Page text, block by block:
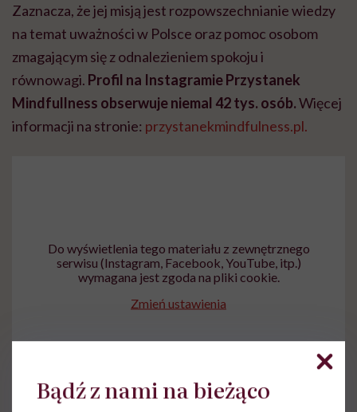
Zaznacza, że jej misją jest rozpowszechnianie wiedzy
na temat uważności w Polsce oraz pomoc osobom
zmagającym się z odnalezieniem spokoju i
równowagi. Profil na Instagramie Przystanek
Mindfullness obserwuje niemal 42 tys. osób.Więcej
informacji na stronie: przystanekmindfulness.pl.
Do wyświetlenia tego materiału z zewnętrznego
serwisu (Instagram, Facebook, YouTube, itp.)
wymagana jest zgoda na pliki cookie.
Zmień ustawienia
Bądź z nami na bieżąco